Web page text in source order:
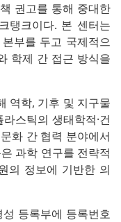
권고를 통해 중대한
탱크이다. 본 센터는
부를 두고 국제적으
학제 간 접근 방식을
역학, 기후 및 지구물
스틱의 생태학적·건
화 간 협력 분야에서
과학 연구를 전략적
의 정보에 기반한 의
성 등록부에 등록번호